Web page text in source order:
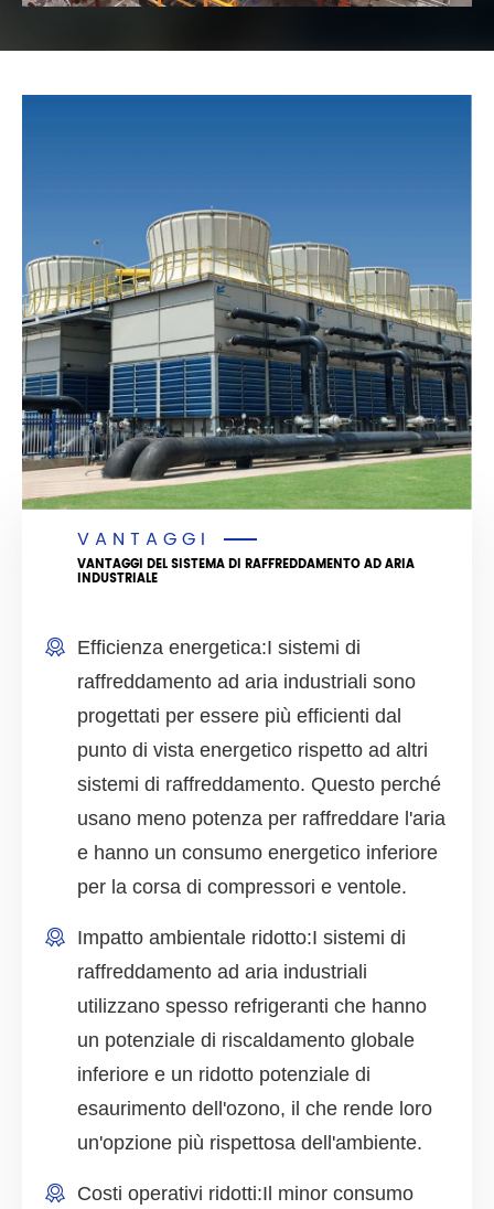
VANTAGGI
VANTAGGI DEL SISTEMA DI RAFFREDDAMENTO AD ARIA
INDUSTRIALE
Efficienza energetica:I sistemi di
raffreddamento ad aria industriali sono
progettati per essere più efficienti dal
punto di vista energetico rispetto ad altri
sistemi di raffreddamento. Questo perché
usano meno potenza per raffreddare l'aria
e hanno un consumo energetico inferiore
per la corsa di compressori e ventole.
Impatto ambientale ridotto:I sistemi di
raffreddamento ad aria industriali
utilizzano spesso refrigeranti che hanno
un potenziale di riscaldamento globale
inferiore e un ridotto potenziale di
esaurimento dell'ozono, il che rende loro
un'opzione più rispettosa dell'ambiente.
Costi operativi ridotti:Il minor consumo